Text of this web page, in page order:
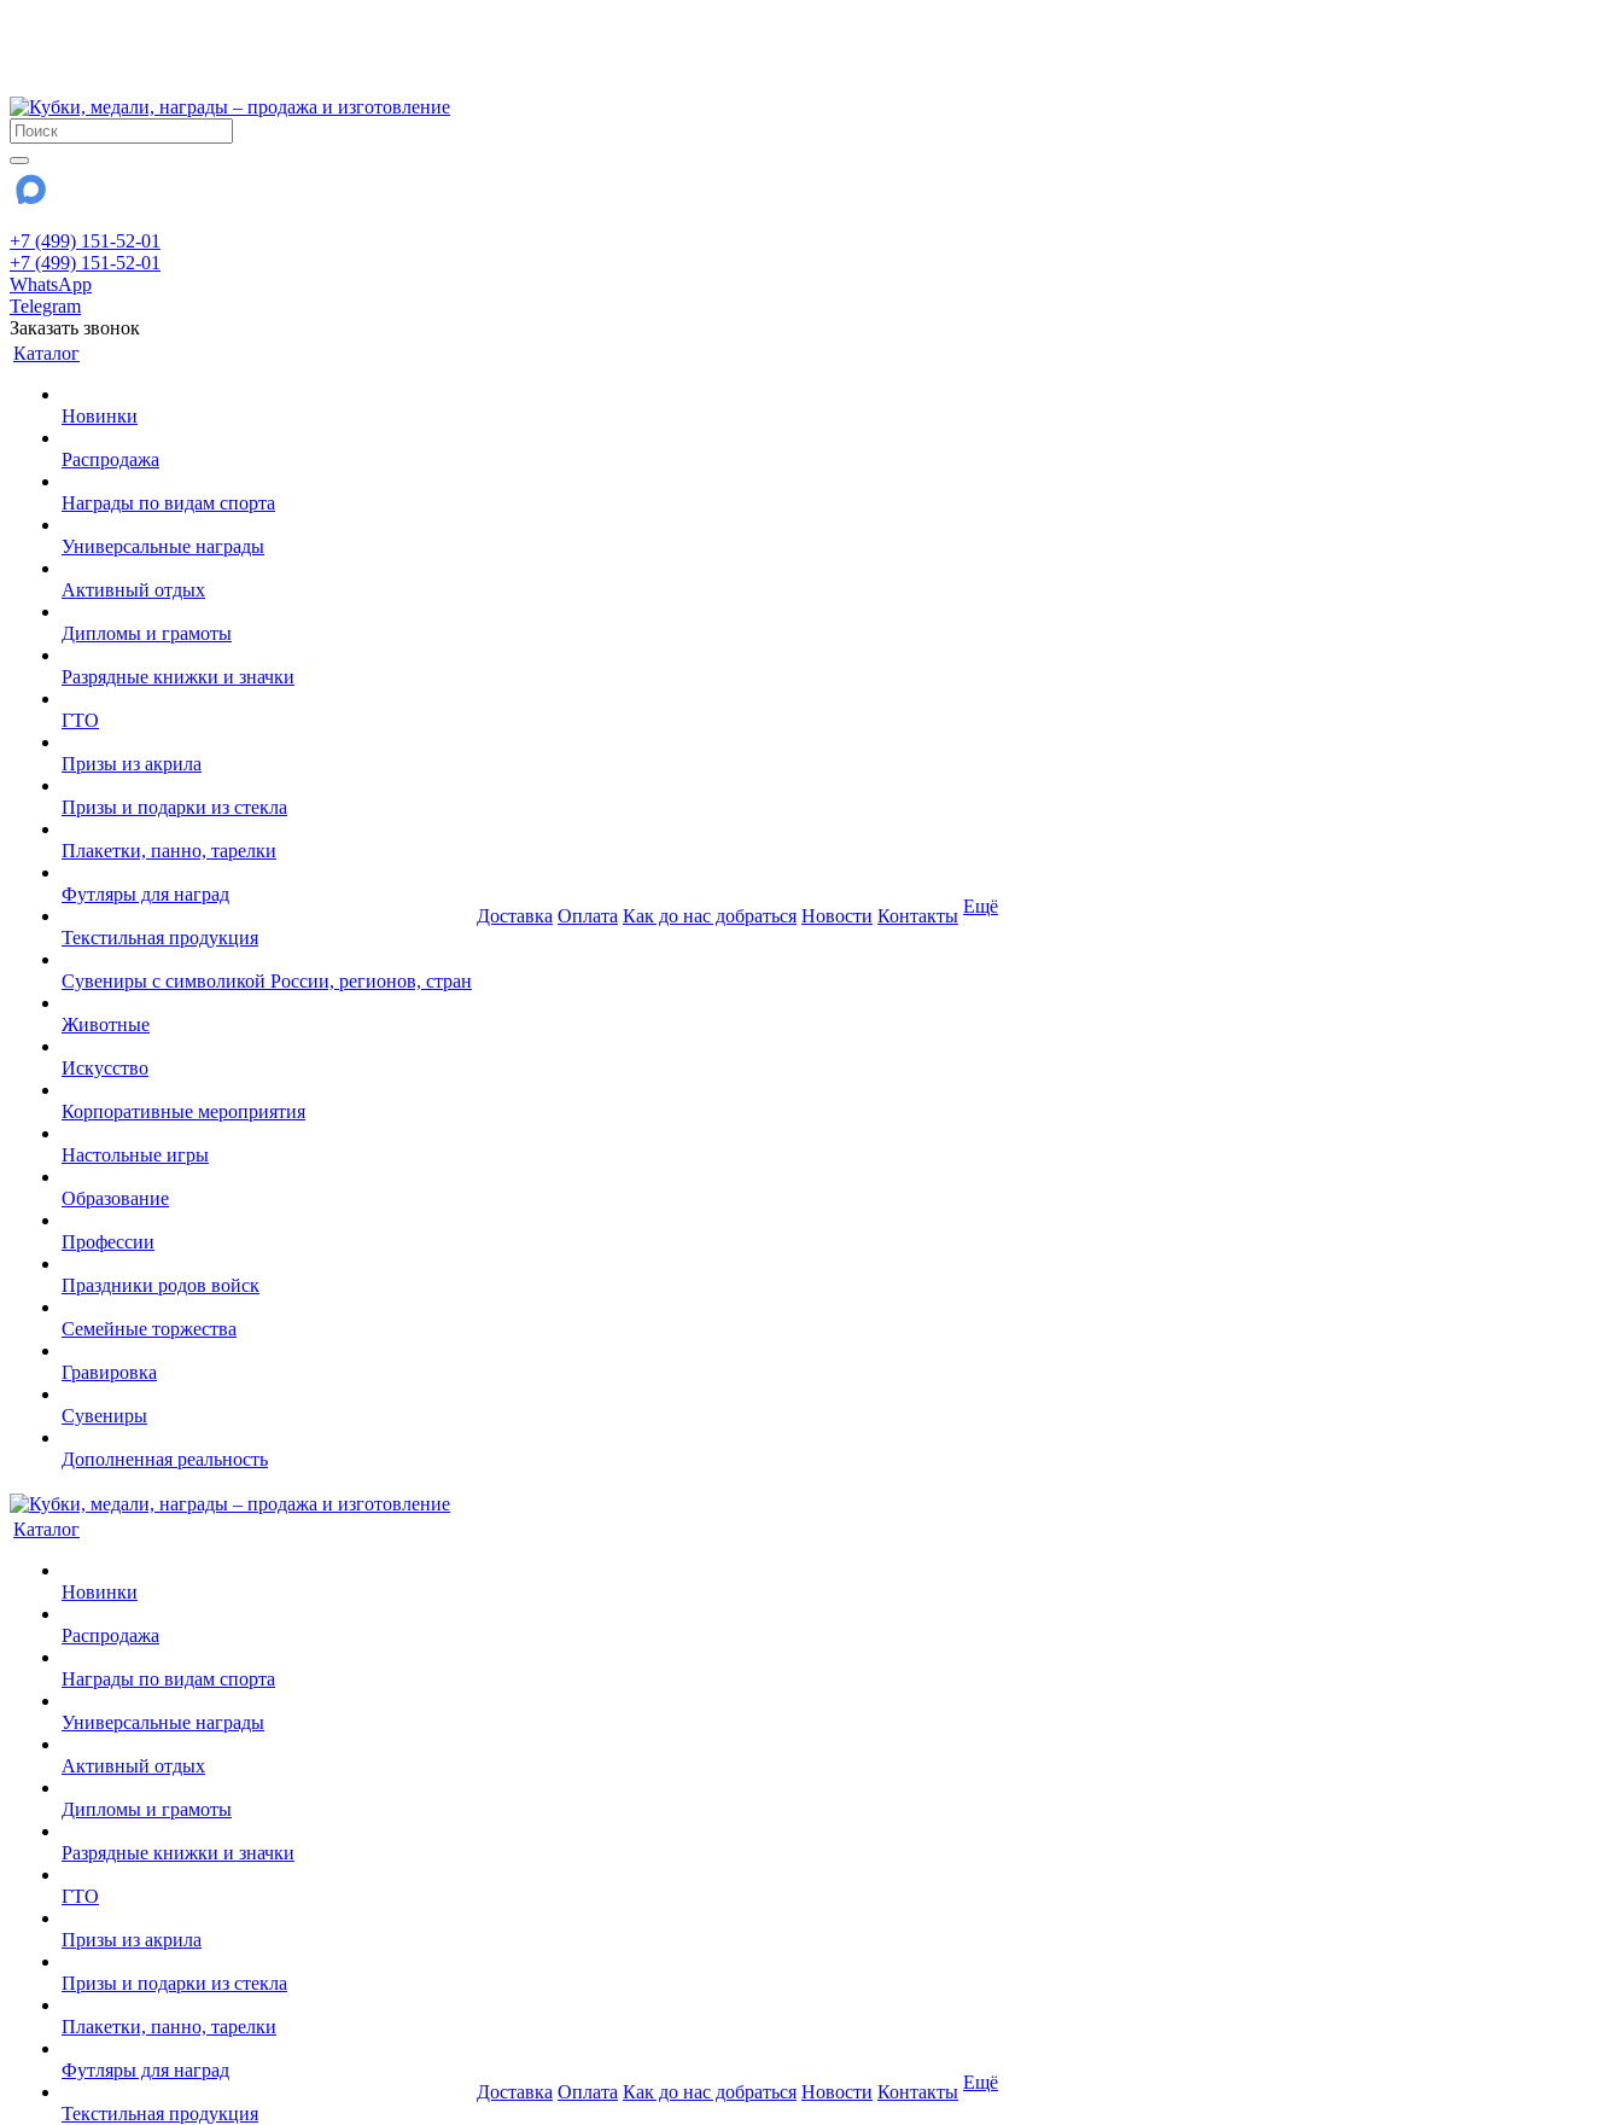
+7 (499) 151-52-01
+7 (499) 151-52-01
WhatsApp
Telegram
Заказать звонок
Каталог
Новинки
Распродажа
Награды по видам спорта
Универсальные награды
Активный отдых
Дипломы и грамоты
Разрядные книжки и значки
ГТО
Призы из акрила
Призы и подарки из стекла
Плакетки, панно, тарелки
Футляры для наград
Текстильная продукция
Сувениры с символикой России, регионов, стран
Животные
Искусство
Корпоративные мероприятия
Настольные игры
Образование
Профессии
Праздники родов войск
Семейные торжества
Гравировка
Сувениры
Дополненная реальность
Доставка Оплата Как до нас добраться Новости Контакты Ещё
Каталог
Новинки
Распродажа
Награды по видам спорта
Универсальные награды
Активный отдых
Дипломы и грамоты
Разрядные книжки и значки
ГТО
Призы из акрила
Призы и подарки из стекла
Плакетки, панно, тарелки
Футляры для наград
Текстильная продукция
Доставка Оплата Как до нас добраться Новости Контакты Ещё